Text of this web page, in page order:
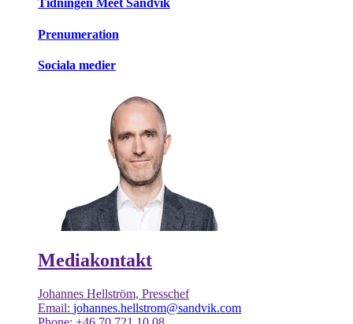
Tidningen Meet Sandvik
Prenumeration
Sociala medier
Mediakontakt
Johannes Hellström, Presschef
Email: johannes.hellstrom@sandvik.com